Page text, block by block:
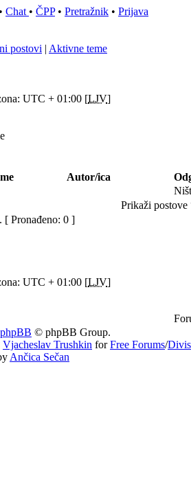
• Chat • ČPP• Pretražnik • Prijava
postovi | Aktivne teme
UTC + 01:00 [LJV]
Autor/ica
Prikaži postove
. [ Pronađeno: 0 ]
UTC + 01:00 [LJV]
phpBB © phpBB Group.
Vjacheslav Trushkin forFree Forums/
Ančica Sečan